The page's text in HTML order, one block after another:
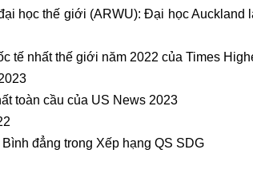
học thế giới (ARWU): Đại học
tế nhất thế giới năm 2022 của Times
toàn cầu của US News 2023
đẳng trong Xếp hạng QS SDG